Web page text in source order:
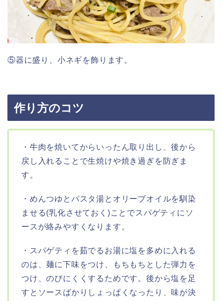
⑤器に盛り、小ネギを飾ります。
作り方のコツ
・牛肉を焼いてからいったん取り出し、後から
戻し入れることで生焼けや焼き過ぎを防ぎま
す。
・めんつゆとパスタ湯とオリーブオイルを馴染
ませる(乳化させておく)ことでスパゲティにソ
ースが絡みやすくなります。
・スパゲティを茹でるお湯に塩を多めに入れる
のは、麺に下味をつけ、もちもちとした弾力を
つけ、のびにくくするためです。後から塩を足
すとソースばかりしょっぱくなったり、味が決